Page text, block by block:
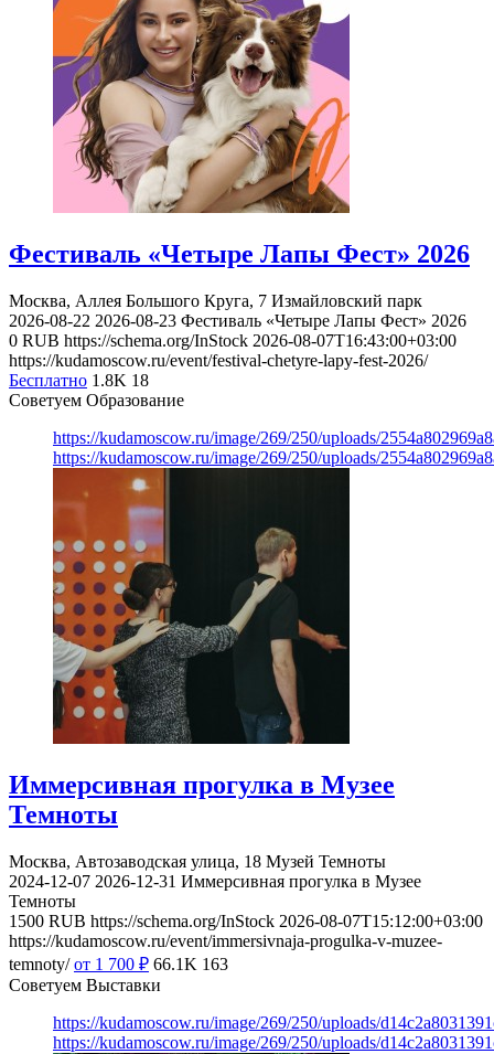
Фестиваль «Четыре Лапы Фест» 2026
Москва, Аллея Большого Круга, 7 Измайловский парк
2026-08-22 2026-08-23 Фестиваль «Четыре Лапы Фест» 2026
0 RUB https://schema.org/InStock 2026-08-07T16:43:00+03:00
https://kudamoscow.ru/event/festival-chetyre-lapy-fest-2026/
Бесплатно 1.8K 18
Советуем Образование
https://kudamoscow.ru/image/269/250/uploads/
https://kudamoscow.ru/image/269/250/uploads/
Иммерсивная прогулка в Музее
Темноты
Москва, Автозаводская улица, 18 Музей Темноты
2024-12-07 2026-12-31 Иммерсивная прогулка в Музее
Темноты
1500 RUB https://schema.org/InStock 2026-08-07T15:12:00+03:00
https://kudamoscow.ru/event/immersivnaja-progulka-v-muzee-
temnoty/ от 1 700 ₽ 66.1K 163
Советуем Выставки
https://kudamoscow.ru/image/269/250/uploads/
https://kudamoscow.ru/image/269/250/uploads/